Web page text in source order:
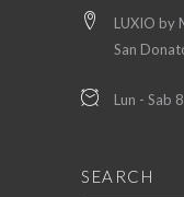
LUXIO by
San
Lun - Sab
SEARCH